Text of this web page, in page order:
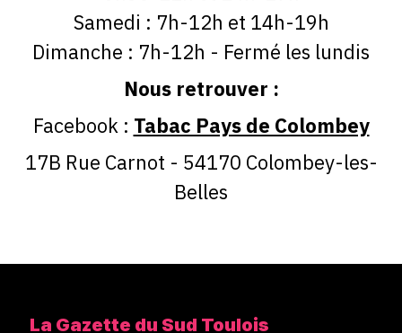
Nous retrouver :
Tabac Pays de Colombey
La Gazette du Sud Toulois